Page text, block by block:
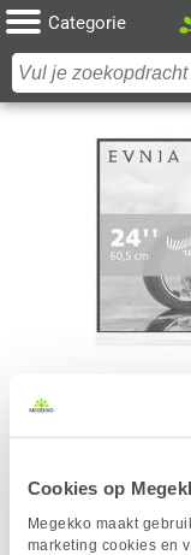
Cookies op
Megekko maakt
marketing cookies en
Categorie
PHILIPS EVNIA
180HZ IPS
Het product dat je